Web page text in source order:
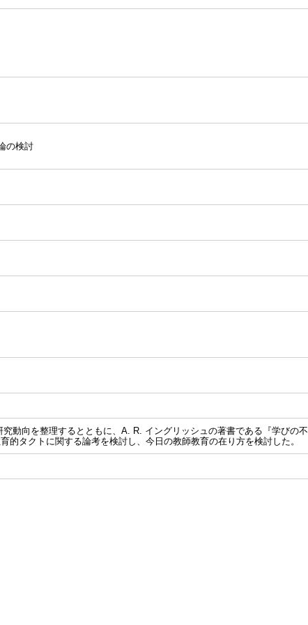
の検討
動向を整理するとともに、A. R. イングリッシュの著書である『学びの不
タクトに関する論考を検討し、今日の教師教育の在り方を検討した。